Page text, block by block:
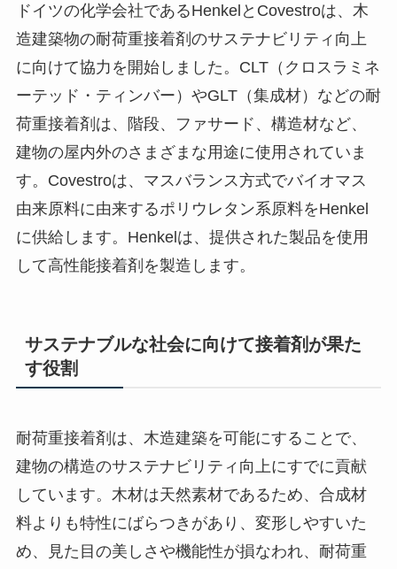
ドイツの化学会社であるHenkelとCovestroは、木
造建築物の耐荷重接着剤のサステナビリティ向上
に向けて協力を開始しました。CLT（クロスラミネ
ーテッド・ティンバー）やGLT（集成材）などの耐
荷重接着剤は、階段、ファサード、構造材など、
建物の屋内外のさまざまな用途に使用されていま
す。Covestroは、マスバランス方式でバイオマス
由来原料に由来するポリウレタン系原料をHenkel
に供給します。Henkelは、提供された製品を使用
して高性能接着剤を製造します。
サステナブルな社会に向けて接着剤が果た
す役割
耐荷重接着剤は、木造建築を可能にすることで、
建物の構造のサステナビリティ向上にすでに貢献
しています。木材は天然素材であるため、合成材
料よりも特性にばらつきがあり、変形しやすいた
め、見た目の美しさや機能性が損なわれ、耐荷重